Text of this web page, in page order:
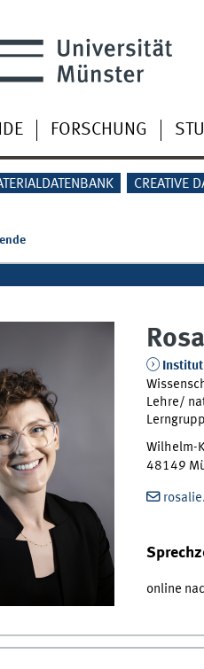
FORSCHUNG
CREATIVE
Lehre/
Wilhelm-
48149
online